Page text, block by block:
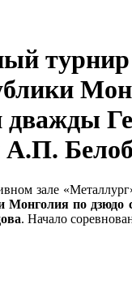
зале
Монголия по
. Начало